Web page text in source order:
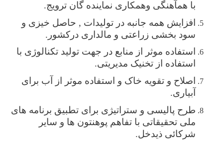
با همآهنگی وهمکاری نماینده گان ترویج.
افزایش همه جانبه در تولیدات , حاصل خیزی و
سود بخشی زراعتی و مالداری درکشور.
استفاده موثر از منابع در جهت تولید تکنالوژی با
استفاده از تخنیک مدیریتی.
اصلاح و تقویه خاک و استفاده موثر از آب برای
آبیاری.
طرح پالیسی و ستراتیژی برای تطبیق برنامه های
ملی تحقیقاتی با تفاهم پوهنتون ها و سایر
شرکائی ذیدخل.